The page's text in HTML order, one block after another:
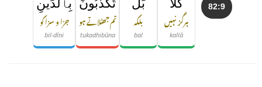
82:9
كَلَّا
ہرگز نہیں
kallā
بَلْ
بلکہ
bal
تُكَذِّبُونَ
تم جھٹلاتے ہو
tukadhibūna
بِٱلدِّينِ
جزا و سزا کو
bil-dīni